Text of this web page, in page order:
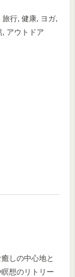
行, 健康, ヨガ,
アウトドア
しの中心地と
想のリトリー